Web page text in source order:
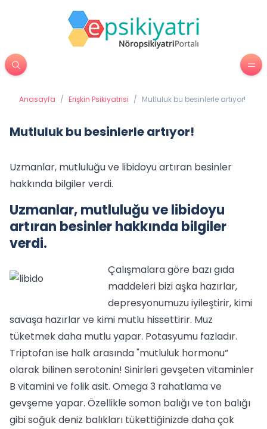
Anasayfa / Erişkin Psikiyatrisi / Mutluluk bu besinlerle artıyor!
Mutluluk bu besinlerle artıyor!
Uzmanlar, mutluluğu ve libidoyu artıran besinler
hakkında bilgiler verdi.
Uzmanlar, mutluluğu ve libidoyu
artıran besinler hakkında bilgiler
verdi.
Çalışmalara göre bazı gıda
maddeleri bizi aşka hazırlar,
depresyonumuzu iyileştirir, kimi
savaşa hazırlar ve kimi mutlu hissettirir. Muz
tüketmek daha mutlu yapar. Potasyumu fazladır.
Triptofan ise halk arasında "mutluluk hormonu”
olarak bilinen serotonin! Sinirleri gevşeten vitaminler
B vitamini ve folik asit. Omega 3 rahatlama ve
gevşeme yapar. Özellikle somon balığı ve ton balığı
gibi soğuk deniz balıkları tükettiğinizde daha çok